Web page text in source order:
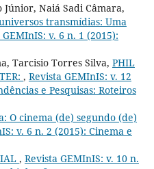
Naiá Sadi Câmara,
transmídias: Uma
GEMInIS: v. 6 n. 1 (2015):
Tarcisio Torres Silva, PHIL
, Revista GEMInIS: v. 12
e Pesquisas: Roteiros
O cinema (de) segundo (de)
v. 6 n. 2 (2015): Cinema e
, Revista GEMInIS: v. 10 n.